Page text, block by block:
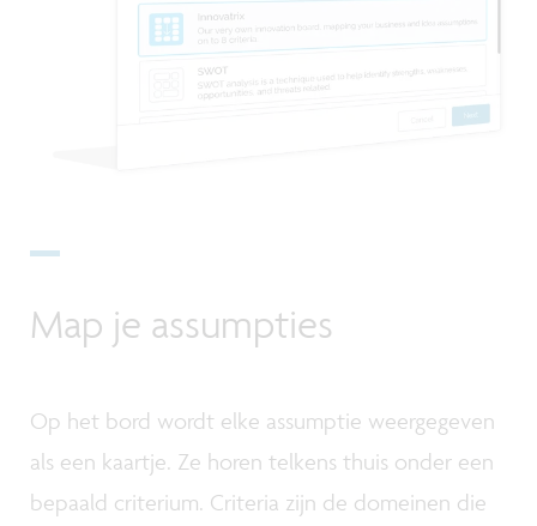
Map je assumpties
Op het bord wordt elke assumptie weergegeven
als een kaartje. Ze horen telkens thuis onder een
bepaald criterium. Criteria zijn de domeinen die